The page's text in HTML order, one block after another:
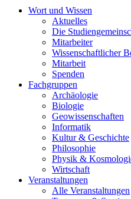
Wort und Wissen
Aktuelles
Die
Mitarbeiter
Wissenschaftlicher
Mitarbeit
Spenden
Fachgruppen
Archäologie
Biologie
Geowissenschaften
Informatik
Kultur & Geschichte
Philosophie
Physik &
Wirtschaft
Veranstaltungen
Alle Veranstaltungen